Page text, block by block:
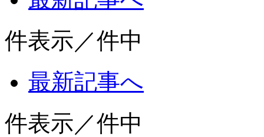
件表示／件中
最新記事へ
件表示／件中